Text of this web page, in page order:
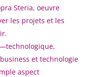
Steria, oeuvre
les projets et les
et technologie
aspect